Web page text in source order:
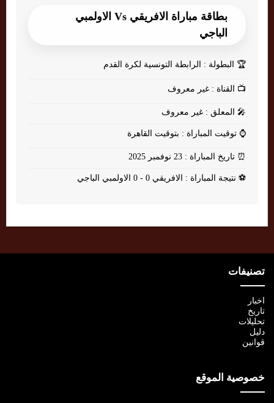
بطاقة مباراة الافريقي Vs الاولمبي
الباجي
🏆 البطولة : الرابطة التونسية لكرة القدم
📺 القناة : غير معروف
🎤 المعلق : غير معروف
⌚ توقيت المباراة : بتوقيت القاهرة
⏰ تاريخ المباراة : 23 نوفمبر 2025
⚽ نتيجة المباراة : الافريقي 0 - 0 الاولمبي الباجي
تصنيفات
اخبار
تاريخ
تحليلات
دليل
قوانين
خصوصية الموقع